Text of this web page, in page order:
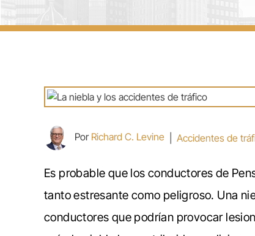
Por Richard C. Levine Accidentes de
Es probable que los conductores de
tanto estresante como peligroso. Una
conductores que podrían provocar